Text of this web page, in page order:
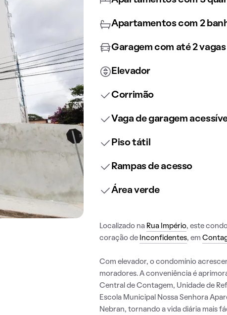
Apartamentos com 2
Garagem com até 2 vagas
Elevador
Corrimão
Vaga de garagem
Piso tátil
Rampas de acesso
Área verde
Localizado na Rua Império, este
coração de Inconfidentes, em
Com elevador, o condomínio
moradores. A conveniência é
Central de Contagem, Unidade de
Escola Municipal Nossa Senhora
Nebran, tornando a vida diária mais